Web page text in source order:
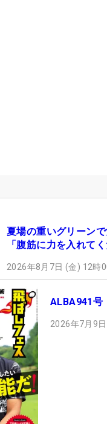
夏場の重いグリーン
「腹筋に力を入れて
2026年8月7日 (金) 12時
ALBA941号
2026年7月9